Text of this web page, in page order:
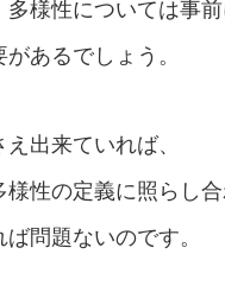
多様性については事
あるでしょう。
出来ていれば、
様性の定義に照らし
問題ないのです。